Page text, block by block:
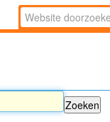
Zoek
Geavanceerd